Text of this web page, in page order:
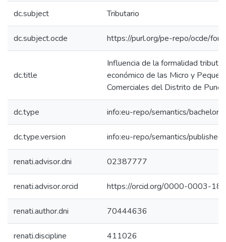
dc.subject Tributario
dc.subject.ocde https://purl.org/pe-repo/ocde/
dc.title
Influencia de la formalidad
económico de las Micro y
Comerciales del Distrito de
dc.type info:eu-repo/semantics/
dc.type.version info:eu-repo/semantics/
renati.advisor.dni 02387777
renati.advisor.orcid https://orcid.org/0000-0003-
renati.author.dni 70444636
renati.discipline 411026